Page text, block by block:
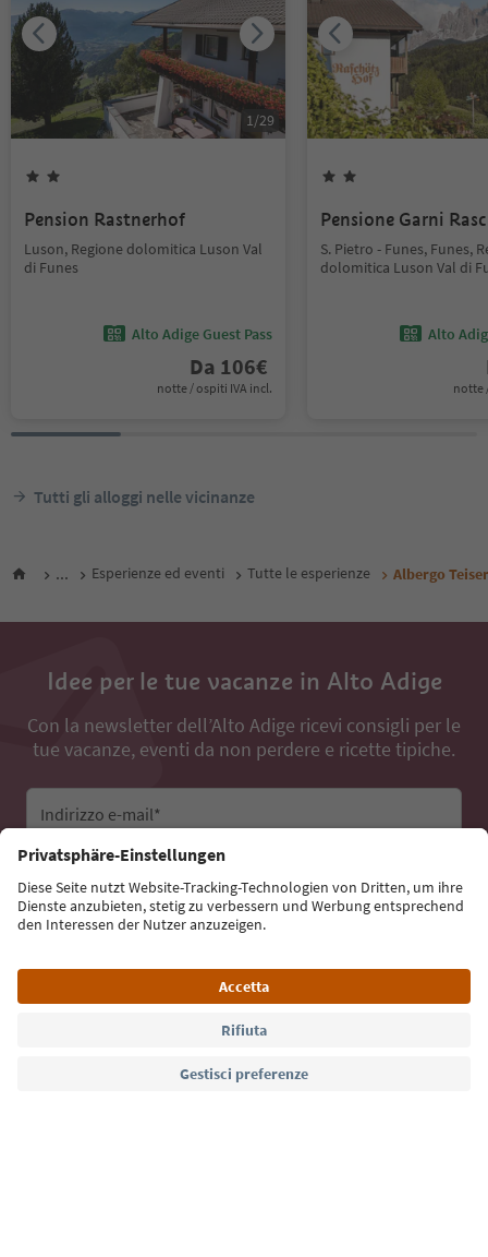
1/29
Pension Rastnerhof
Luson, Regione dolomitica Luson Val
di Funes
Alto Adige Guest Pass
Da 106€
notte / ospiti IVA incl.
Pensione Garni
S. Pietro - Funes, Funes,
dolomitica Luson Val di
Alto
notte
Tutti gli alloggi nelle vicinanze
... Esperienze ed eventi Tutte le esperienze Albergo
Idee per le tue vacanze in Alto Adige
Con la newsletter dell’Alto Adige ricevi consigli per le
tue vacanze, eventi da non perdere e ricette tipiche.
Indirizzo e-mail*
Iscriviti alla newsletter